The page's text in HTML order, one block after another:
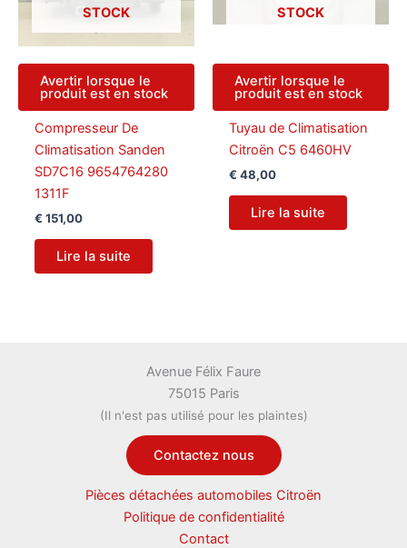
STOCK
Avertir lorsque le
produit est en stock
Compresseur De
Climatisation Sanden
SD7C16 9654764280
1311F
€ 151,00
Lire la suite
STOCK
Avertir lorsque le
produit est en stock
Tuyau de Climatisation
Citroën C5 6460HV
€ 48,00
Lire la suite
Avenue Félix Faure
75015 Paris
(Il n'est pas utilisé pour les plaintes)
Contactez nous
Pièces détachées automobiles Citroën
Politique de confidentialité
Contact